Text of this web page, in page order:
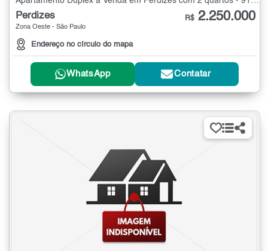
Perdizes
Zona Oeste - São Paulo
Endereço no círculo do mapa
R$ 2.250.000
WhatsApp Contatar